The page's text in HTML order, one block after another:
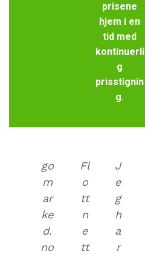
prisene
hjem i en
tid med
kontinuerli
g
prisstignin
g.
go
m
ar
ke
d.
no
Fl
o
tt
n
e
tt
J
e
g
h
a
r